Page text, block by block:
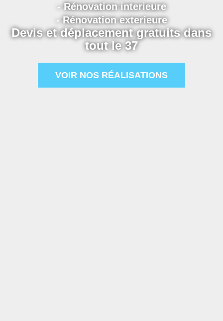
- Rénovation interieure
- Rénovation exterieure
Devis et déplacement gratuits dans
tout le 37
VOIR NOS RÉALISATIONS